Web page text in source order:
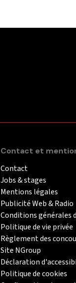
Contact et
Contact
Jobs & stages
Mentions légales
Publicité Web & Radio
Conditions générales
Politique de vie privée
Règlement des
Site NGroup
Déclaration
Politique de cookies